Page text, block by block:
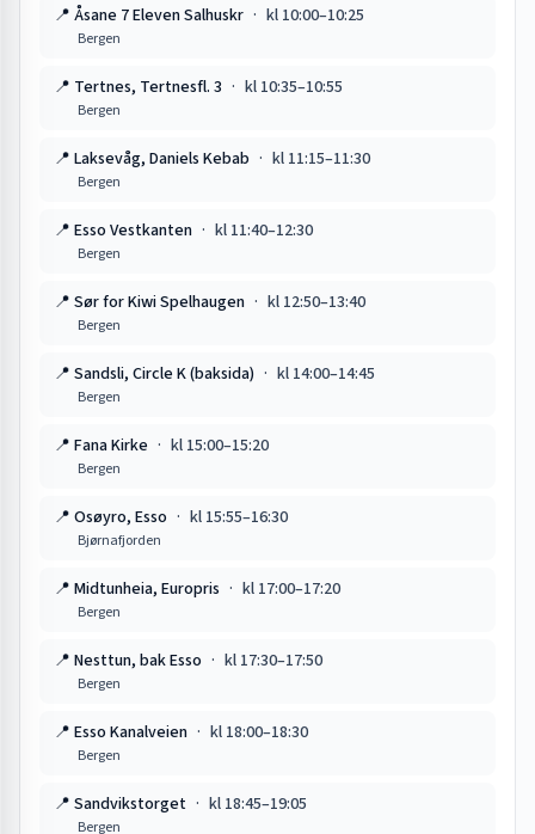
📍 Åsane 7 Eleven Salhuskr · kl 10:00–10:25
Bergen
📍 Tertnes, Tertnesfl. 3 · kl 10:35–10:55
Bergen
📍 Laksevåg, Daniels Kebab · kl 11:15–11:30
Bergen
📍 Esso Vestkanten · kl 11:40–12:30
Bergen
📍 Sør for Kiwi Spelhaugen · kl 12:50–13:40
Bergen
📍 Sandsli, Circle K (baksida) · kl 14:00–14:45
Bergen
📍 Fana Kirke · kl 15:00–15:20
Bergen
📍 Osøyro, Esso · kl 15:55–16:30
Bjørnafjorden
📍 Midtunheia, Europris · kl 17:00–17:20
Bergen
📍 Nesttun, bak Esso · kl 17:30–17:50
Bergen
📍 Esso Kanalveien · kl 18:00–18:30
Bergen
📍 Sandvikstorget · kl 18:45–19:05
Bergen